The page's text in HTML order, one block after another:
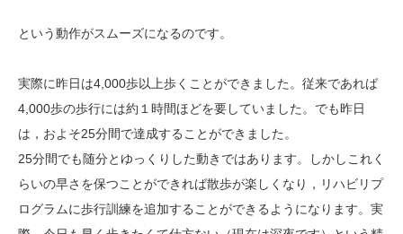
という動作がスムーズになるのです。
実際に昨日は4,000歩以上歩くことができました。従来であれば
4,000歩の歩行には約１時間ほどを要していました。でも昨日
は，およそ25分間で達成することができました。
25分間でも随分とゆっくりした動きではあります。しかしこれく
らいの早さを保つことができれば散歩が楽しくなり，リハビリプ
ログラムに歩行訓練を追加することができるようになります。実